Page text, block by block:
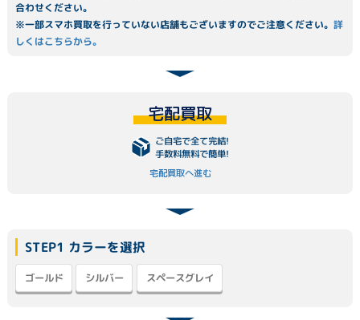
合わせください。
※一部スマホ買取を行っていない店舗もございますのでご注意ください。詳
しくはこちらから。
宅配買取
ご自宅で全て完結!
手数料無料で簡単!
宅配買取へ進む
STEP1 カラーを選択
ゴールド シルバー スペースグレイ